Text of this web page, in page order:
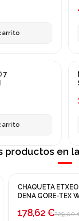
7
productos en
¡En oferta!
CHAQUETA
DENA GORE-TEX
178,62 €229,00